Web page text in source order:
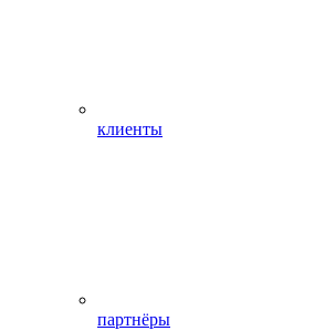
клиенты
партнёры